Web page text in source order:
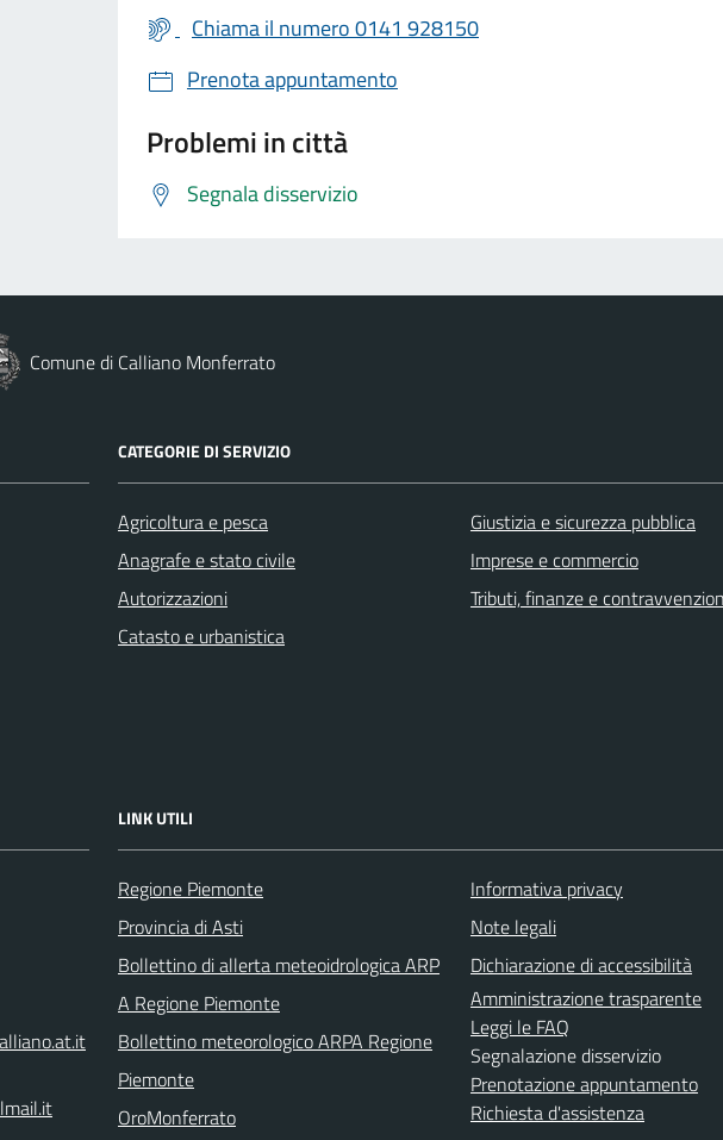
Chiama il numero 0141 928150
Prenota appuntamento
Problemi in città
Segnala disservizio
Comune di Calliano Monferrato
CATEGORIE DI SERVIZIO
Agricoltura e pesca
Anagrafe e stato civile
Autorizzazioni
Catasto e urbanistica
Giustizia e sicurezza pubblica
Imprese e commercio
Tributi, finanze e
LINK UTILI
Regione Piemonte
Provincia di Asti
Bollettino di allerta meteoidrologica ARP
A Regione Piemonte
Bollettino meteorologico ARPA Regione
Piemonte
OroMonferrato
Informativa privacy
Note legali
Dichiarazione di accessibilità
Amministrazione trasparente
Leggi le FAQ
Segnalazione disservizio
Prenotazione appuntamento
Richiesta d'assistenza